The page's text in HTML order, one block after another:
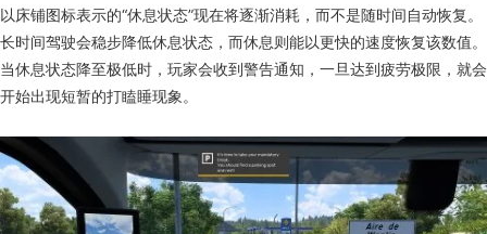
以床铺图标表示的“休息状态”现在将逐渐消耗，而不是随时间自动恢复。
长时间驾驶会稳步降低休息状态，而休息则能以更快的速度恢复该数值。
当休息状态降至极低时，玩家会收到警告通知，一旦达到疲劳极限，就会
开始出现短暂的打瞌睡现象。